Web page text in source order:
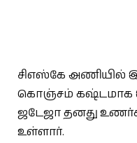
சிஎஸ்கே அணியில்
கொஞ்சம் கஷ்டமாக
ஜடேஜா தனது
உள்ளார்.